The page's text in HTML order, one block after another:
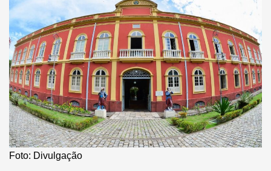
Foto: Divulgação